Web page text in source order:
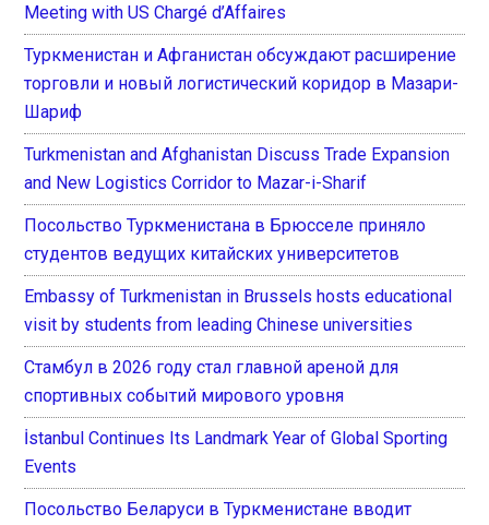
Meeting with US Chargé d’Affaires
Туркменистан и Афганистан обсуждают расширение
торговли и новый логистический коридор в Мазари-
Шариф
Turkmenistan and Afghanistan Discuss Trade Expansion
and New Logistics Corridor to Mazar-i-Sharif
Посольство Туркменистана в Брюсселе приняло
студентов ведущих китайских университетов
Embassy of Turkmenistan in Brussels hosts educational
visit by students from leading Chinese universities
Стамбул в 2026 году стал главной ареной для
спортивных событий мирового уровня
İstanbul Continues Its Landmark Year of Global Sporting
Events
Посольство Беларуси в Туркменистане вводит